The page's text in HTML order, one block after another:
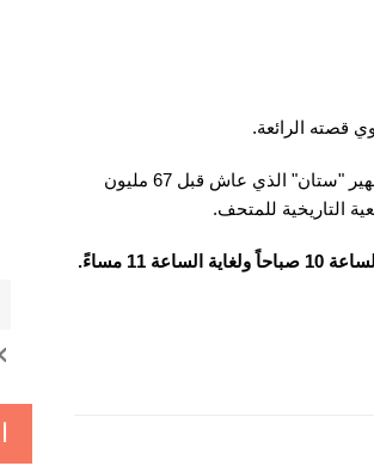
قصته الرائعة.
اكتشفوا في رحلة عبر الزمن 13,8 مليار سنة من التاريخ، وتعرفوا على هيكل التيرانوصور الشهير "ستان" الذي عاش قبل 67 مليون